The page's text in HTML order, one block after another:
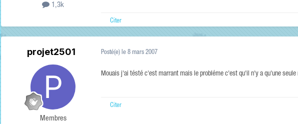
1,3k
Citer
projet2501
Membres
Posté(e) le 8 mars 2007
Mouais j'ai tésté c'est marrant mais le probléme c'est qu'il n'y a qu'une
Citer